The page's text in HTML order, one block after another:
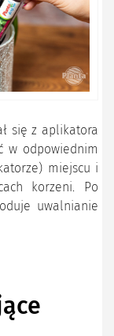
się z aplikatora
w odpowiednim
miejscu i
korzeni. Po
uwalnianie